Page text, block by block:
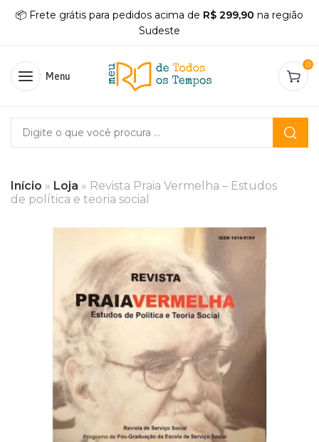
📦 Frete grátis para pedidos acima de R$ 299,90 na região
Sudeste
Menu
0
Início » Loja » Revista Praia Vermelha – Estudos
de política e teoria social